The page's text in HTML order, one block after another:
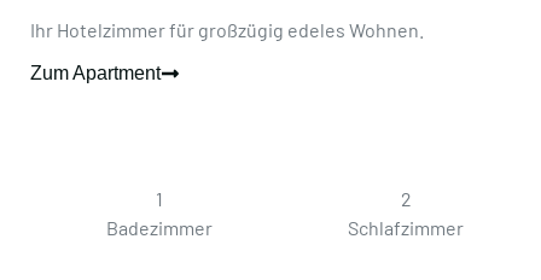
Ihr Hotelzimmer für großzügig edeles Wohnen.
Zum Apartment
1
Badezimmer
2
Schlafzimmer